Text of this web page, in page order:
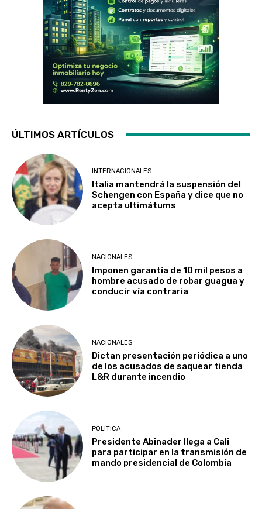
ÚLTIMOS ARTÍCULOS
INTERNACIONALES
Italia mantendrá la suspensión del
Schengen con España y dice que no
acepta ultimátums
NACIONALES
Imponen garantía de 10 mil pesos a
hombre acusado de robar guagua y
conducir vía contraria
NACIONALES
Dictan presentación periódica a uno
de los acusados de saquear tienda
L&R durante incendio
POLÍTICA
Presidente Abinader llega a Cali
para participar en la transmisión de
mando presidencial de Colombia